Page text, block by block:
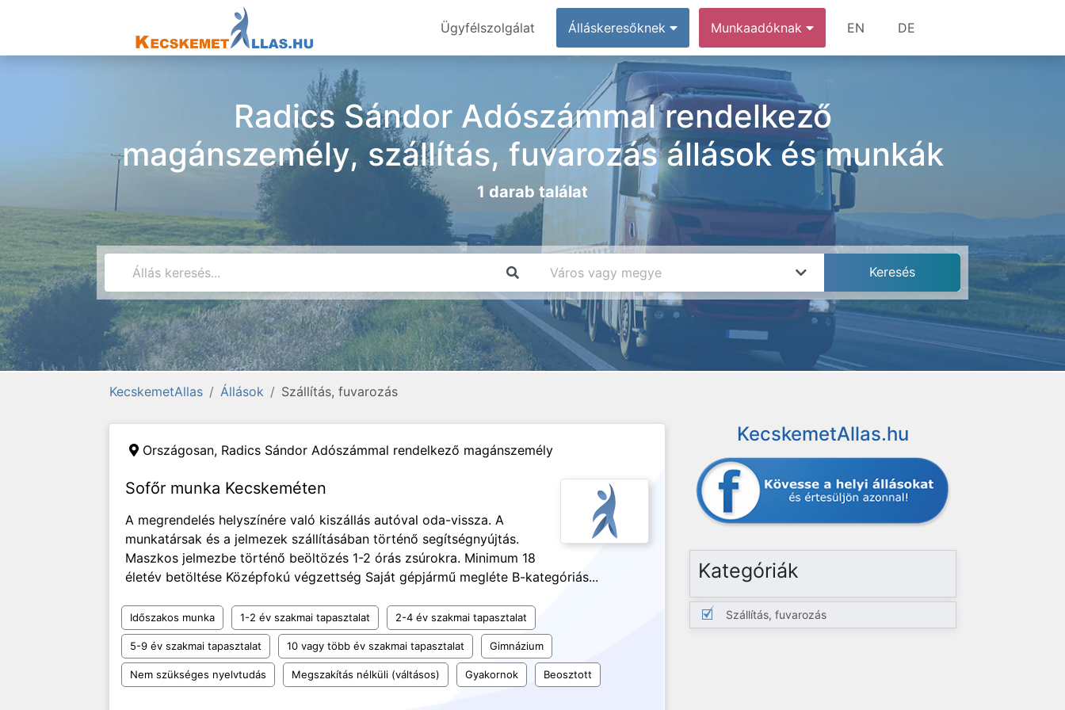
Ügyfélszolgálat Álláskeresőknek Munkaadóknak EN DE
Radics Sándor Adószámmal rendelkező
magánszemély, szállítás, fuvarozás állások és munkák
1 darab találat
KecskemetAllas Állások Szállítás, fuvarozás
Országosan, Radics Sándor Adószámmal rendelkező magánszemély
Sofőr munka Kecskeméten
A megrendelés helyszínére való kiszállás autóval oda-vissza. A
munkatársak és a jelmezek szállításában történő segítségnyújtás.
Maszkos jelmezbe történő beöltözés 1-2 órás zsúrokra. Minimum 18
életév betöltése Középfokú végzettség Saját gépjármű megléte B-kategóriás...
Időszakos munka 1-2 év szakmai tapasztalat 2-4 év szakmai tapasztalat
5-9 év szakmai tapasztalat 10 vagy több év szakmai tapasztalat Gimnázium
Nem szükséges nyelvtudás Megszakítás nélküli (váltásos) Gyakornok Beosztott
KecskemetAllas.hu
Kategóriák
Szállítás, fuvarozás